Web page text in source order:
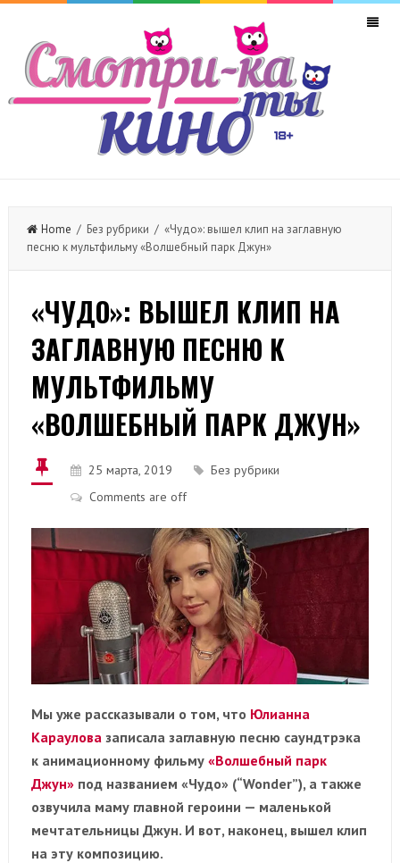
Home / Без рубрики / «Чудо»: вышел клип на заглавную
песню к мультфильму «Волшебный парк Джун»
«ЧУДО»: ВЫШЕЛ КЛИП НА
ЗАГЛАВНУЮ ПЕСНЮ К
МУЛЬТФИЛЬМУ
«ВОЛШЕБНЫЙ ПАРК ДЖУН»
25 марта, 2019
Без рубрики
Comments are off
Мы уже рассказывали о том, что Юлианна
Караулова записала заглавную песню саундтрэка
к анимационному фильму «Волшебный парк
Джун»под названием «Чудо» (“Wonder”), а также
озвучила маму главной героини — маленькой
мечтательницы Джун. И вот, наконец, вышел клип
на эту композицию.